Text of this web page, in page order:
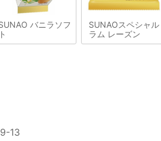
バニラソフ
ト
SUNAOスペシャル
ラム レーズン
13